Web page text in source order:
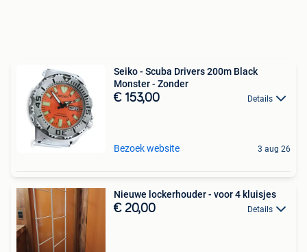
Seiko - Scuba Drivers 200m Black
Monster - Zonder
€ 153,00 Details
Bezoek website 3 aug 26
Nieuwe lockerhouder - voor 4 kluisjes
€ 20,00 Details